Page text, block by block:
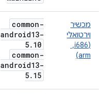
מכשיר
וירטואלי
(i686, ‏
arm)
common-
android13-
5. 10
common-
android13-
5. 15